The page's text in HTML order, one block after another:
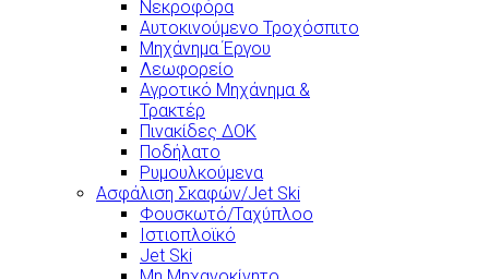
Νεκροφόρα
Αυτοκινούμενο Τροχόσπιτο
Μηχάνημα Έργου
Λεωφορείο
Αγροτικό Μηχάνημα &
Τρακτέρ
Πινακίδες ΔΟΚ
Ποδήλατο
Ρυμουλκούμενα
Ασφάλιση Σκαφών/Jet Ski
Φουσκωτό/Ταχύπλοο
Ιστιοπλοϊκό
Jet Ski